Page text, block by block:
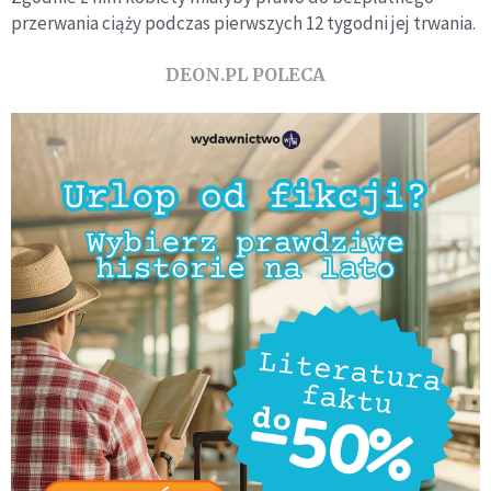
przerwania ciąży podczas pierwszych 12 tygodni jej trwania.
DEON.PL POLECA